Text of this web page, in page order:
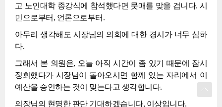
고 노인대학 종강식에 참석했다면 뭇매를 맞을 겁니다. 시
민으로부터, 언론으로부터.
아무리 생각해도 시장님의 의회에 대한 경시가 너무 심하
다.
그래서 본 의원은, 오늘 아직 시간이 좀 있기 때문에 잠시
정회했다가 시장님이 돌아오시면 함께 있는 자리에서 이
예산을 승인하는 것이 맞는다고 생각합니다.
의장님의 현명한 판단 기대하겠습니다, 이상입니다.